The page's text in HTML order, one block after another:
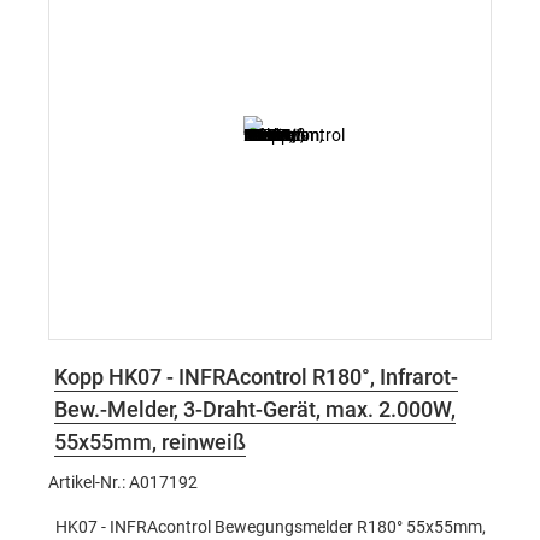
Kopp HK07 - INFRAcontrol R180°, Infrarot-
Bew.-Melder, 3-Draht-Gerät, max. 2.000W,
55x55mm, reinweiß
Artikel-Nr.: A017192
HK07 - INFRAcontrol Bewegungsmelder R180° 55x55mm,